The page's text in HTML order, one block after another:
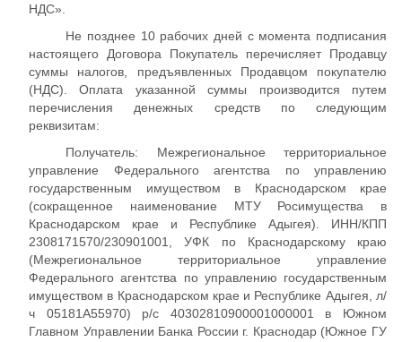
НДС».
Не позднее 10 рабочих дней с момента подписания
настоящего Договора Покупатель перечисляет Продавцу
суммы налогов, предъявленных Продавцом покупателю
(НДС). Оплата указанной суммы производится путем
перечисления денежных средств по следующим
реквизитам:
Получатель: Межрегиональное территориальное
управление Федерального агентства по управлению
государственным имуществом в Краснодарском крае
(сокращенное наименование МТУ Росимущества в
Краснодарском крае и Республике Адыгея). ИНН/КПП
2308171570/230901001, УФК по Краснодарскому краю
(Межрегиональное территориальное управление
Федерального агентства по управлению государственным
имуществом в Краснодарском крае и Республике Адыгея, л/
ч 05181А55970) р/с 40302810900001000001 в Южном
Главном Управлении Банка России г. Краснодар (Южное ГУ